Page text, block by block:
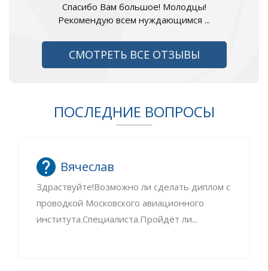
Спасибо Вам большое! Молодцы!
Рекомендую всем нуждающимся ...
СМОТРЕТЬ ВСЕ ОТЗЫВЫ
ПОСЛЕДНИЕ ВОПРОСЫ
Вячеслав
Здраствуйте!Возможно ли сделать диплом с
проводкой Московского авиационного
института.Специалиста.Пройдёт ли...